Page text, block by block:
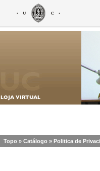
Topo » Catálogo » Politica de